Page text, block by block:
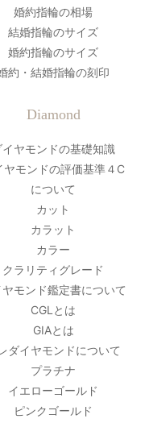
婚約指輪の相場
結婚指輪のサイズ
婚約指輪のサイズ
約・結婚指輪の刻印
Diamond
イヤモンドの基礎知識
ヤモンドの評価基準４C
について
カット
カラット
カラー
クラリティグレード
ヤモンド鑑定書について
CGLとは
GIAとは
ダイヤモンドについて
プラチナ
イエローゴールド
ピンクゴールド